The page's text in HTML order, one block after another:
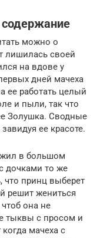
содержание
можно о
лишилась своей
на вдове у
дней мачеха
ее работать целый
и пыли, так что
Золушка. Сводные
ее красоте.
в большом
дочками то же
что принц выберет
решит жениться
она не
тыквы с просом и
мачеха с